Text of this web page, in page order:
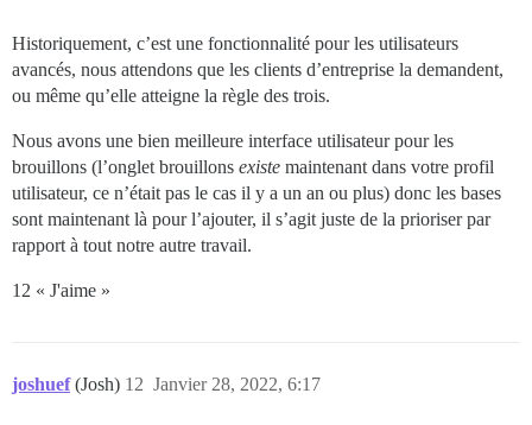
Historiquement, c’est une fonctionnalité pour les utilisateurs
avancés, nous attendons que les clients d’entreprise la demandent,
ou même qu’elle atteigne la règle des trois.
Nous avons une bien meilleure interface utilisateur pour les
brouillons (l’onglet brouillons existe maintenant dans votre profil
utilisateur, ce n’était pas le cas il y a un an ou plus) donc les bases
sont maintenant là pour l’ajouter, il s’agit juste de la prioriser par
rapport à tout notre autre travail.
12 « J'aime »
joshuef (Josh) Janvier 28, 2022, 6:17
12